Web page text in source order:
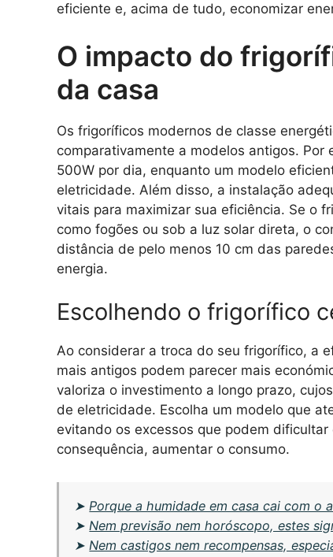
eficiente e, acima de tudo, economizar
O impacto do
da casa
Os frigoríficos modernos de classe
comparativamente a modelos antigos.
500W por dia, enquanto um modelo
eletricidade. Além disso, a instalação
vitais para maximizar sua eficiência. Se o
como fogões ou sob a luz solar direta, o
distância de pelo menos 10 cm das
energia.
Escolhendo o frigorífico
Ao considerar a troca do seu frigorífico, a
mais antigos podem parecer mais
valoriza o investimento a longo prazo,
de eletricidade. Escolha um modelo que
evitando os excessos que podem
consequência, aumentar o consumo.
➤ Porque a humidade em casa cai com o
➤ Nem previsão nem horóscopo, estes
➤ Nem castigos nem recompensas,